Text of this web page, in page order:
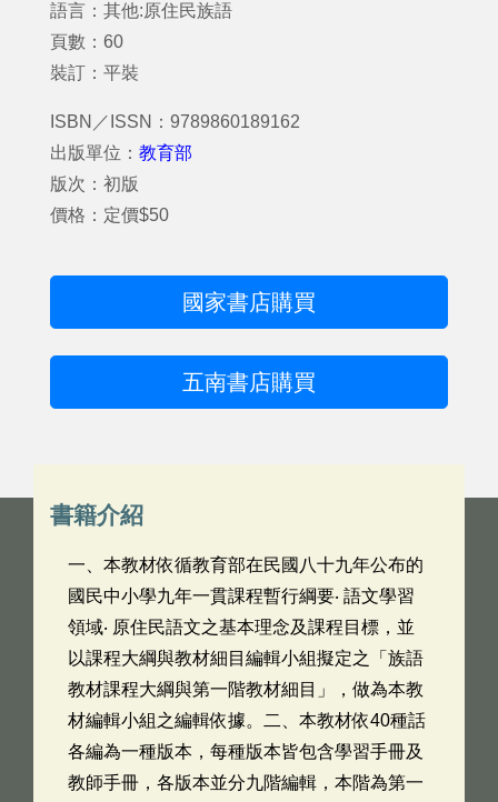
語言：其他:原住民族語
頁數：60
裝訂：平裝
ISBN／ISSN：9789860189162
出版單位： 教育部
版次：初版
價格：定價$50
國家書店購買
五南書店購買
書籍介紹
一、本教材依循教育部在民國八十九年公布的
國民中小學九年一貫課程暫行綱要‧ 語文學習
領域‧ 原住民語文之基本理念及課程目標，並
以課程大綱與教材細目編輯小組擬定之「族語
教材課程大綱與第一階教材細目」，做為本教
材編輯小組之編輯依據。二、本教材依40種話
各編為一種版本，每種版本皆包含學習手冊及
教師手冊，各版本並分九階編輯，本階為第一